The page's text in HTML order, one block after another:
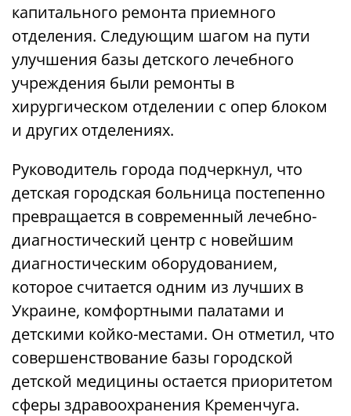
капитального ремонта приемного
отделения. Следующим шагом на пути
улучшения базы детского лечебного
учреждения были ремонты в
хирургическом отделении с опер блоком
и других отделениях.
Руководитель города подчеркнул, что
детская городская больница постепенно
превращается в современный лечебно-
диагностический центр с новейшим
диагностическим оборудованием,
которое считается одним из лучших в
Украине, комфортными палатами и
детскими койко-местами. Он отметил, что
совершенствование базы городской
детской медицины остается приоритетом
сферы здравоохранения Кременчуга.